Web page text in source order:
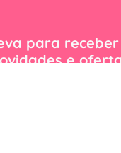
para receber
e